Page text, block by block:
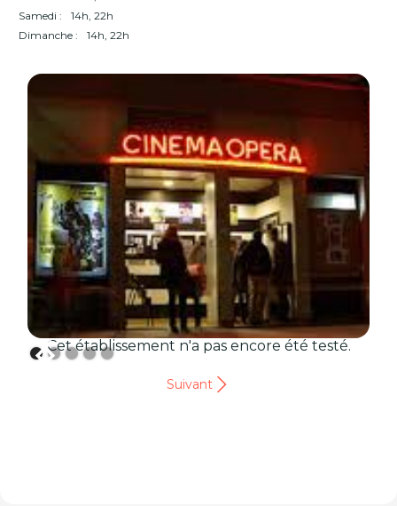
Samedi :
14h, 22h
Dimanche :
14h, 22h
Cet établissement n'a pas encore été testé.
Suivant